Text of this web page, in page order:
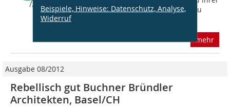
Beispiele, Hinweise: Datenschutz, Analyse,
Widerruf
teilweisen Kompliziertheit schwierig zu
lesen. Viele Aussagen lassen ein...
mehr
Ausgabe 08/2012
Rebellisch gut Buchner Bründler
Architekten, Basel/CH